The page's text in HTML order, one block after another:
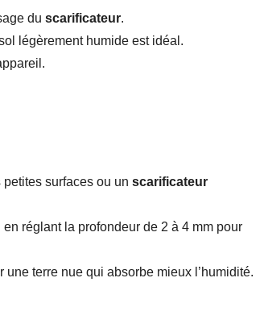
du scarificateur.
légèrement humide est idéal.
petites surfaces ou un scarificateur
réglant la profondeur de 2 à 4 mm pour
terre nue qui absorbe mieux l’humidité.